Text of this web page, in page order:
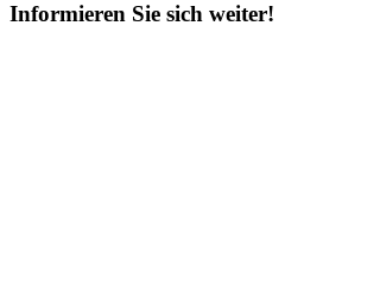
Informieren Sie sich weiter!